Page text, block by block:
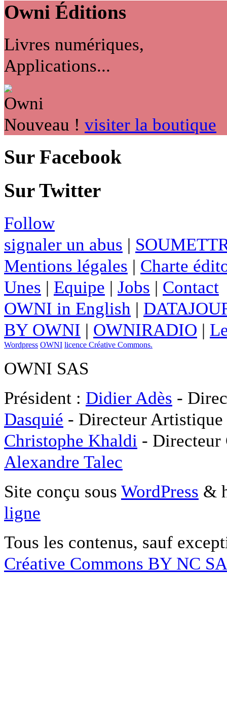
Owni Éditions
Livres numériques,
Applications...
Nouveau ! visiter la boutique
Sur Facebook
Sur Twitter
Follow
signaler un abus |
Mentions légales | Charte
Unes | Equipe | Jobs | Contact
OWNI in English |
BY OWNI | OWNIRADIO |
Wordpress OWNI licence Créative Commons.
OWNI SAS
Président : Didier Adès -
Dasquié - Directeur
Christophe Khaldi -
Alexandre Talec
Site conçu sous WordPress &
ligne
Tous les contenus, sauf
Créative Commons BY NC SA